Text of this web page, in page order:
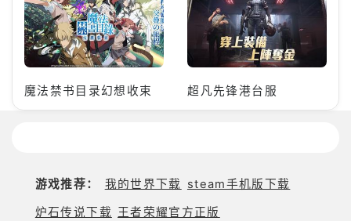
魔法禁书目录幻想收束 超凡先锋港台服
游戏推荐： 我的世界下载 steam手机版下载
炉石传说下载 王者荣耀官方正版